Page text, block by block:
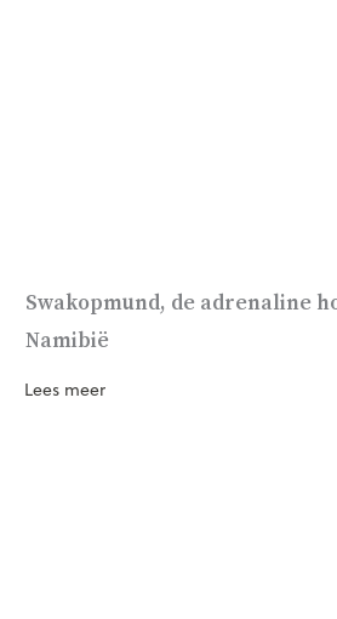
Swakopmund, de adrenaline
Namibië
Lees meer